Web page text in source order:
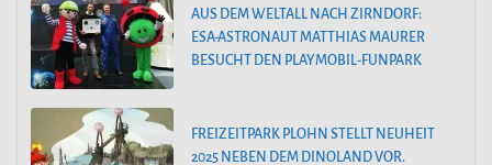
FREIZEITPARK PLOHN STELLT NEUHEIT
2025 NEBEN DEM DINOLAND VOR.
GROSSE FAMILIENACHTERBAHN FÜR 2
025 AN